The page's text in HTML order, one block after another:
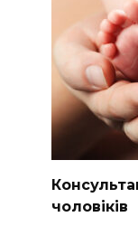
чоловіків